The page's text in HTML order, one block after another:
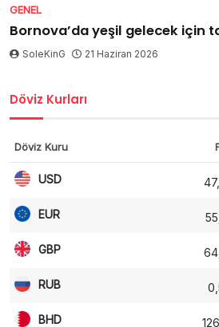
GENEL
Bornova’da yeşil gelecek için
SoleKinG 21 Haziran 2026
Döviz Kurları
Döviz Kuru
USD
EUR
GBP
RUB
BHD